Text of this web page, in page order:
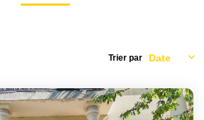
Trier par